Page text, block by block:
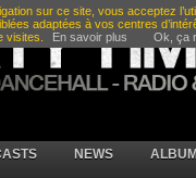
NEWS
sur ce site, vous acceptez
adaptées à vos centres
visites.
En savoir plus Ok, ça